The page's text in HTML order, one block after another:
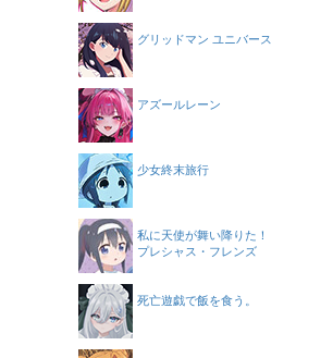
グリッドマン ユニバース
アズールレーン
少女終末旅行
私に天使が舞い降りた！
プレシャス・フレンズ
死亡遊戯で飯を食う。